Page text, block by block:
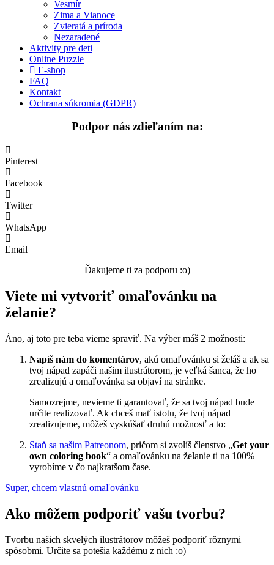
Medvedíkovia a koníky
Ovocie a zelenina
Rozprávky a rozprávkové postavy
Valentín / láska
Vesmír
Zvieratá a príroda
Nezaradené
Vesmír
Zima a Vianoce
Zvieratá a príroda
Nezaradené
Aktivity pre deti
Online Puzzle
E-shop
FAQ
Kontakt
Ochrana súkromia (GDPR)
Podpor nás zdieľaním na:
Pinterest
Facebook
Twitter
WhatsApp
Email
Ďakujeme ti za podporu :o)
Viete mi vytvoriť omaľovánku na
želanie?
Áno, aj toto pre teba vieme spraviť. Na výber máš 2 možnosti:
Napíš nám do komentárov, akú omaľovánku si želáš a ak sa
tvoj nápad zapáči našim ilustrátorom, je veľká šanca, že ho
zrealizujú a omaľovánka sa objaví na stránke.
Samozrejme, nevieme ti garantovať, že sa tvoj nápad bude
určite realizovať. Ak chceš mať istotu, že tvoj nápad
zrealizujeme, môžeš vyskúšať druhú možnosť a to:
Staň sa našim Patreonom, pričom si zvolíš členstvo „Get your
own coloring book“ a omaľovánku na želanie ti na 100%
vyrobíme v čo najkratšom čase.
Super, chcem vlastnú omaľovánku
Ako môžem podporiť vašu tvorbu?
Tvorbu našich skvelých ilustrátorov môžeš podporiť rôznymi
spôsobmi. Určite sa potešia každému z nich :o)